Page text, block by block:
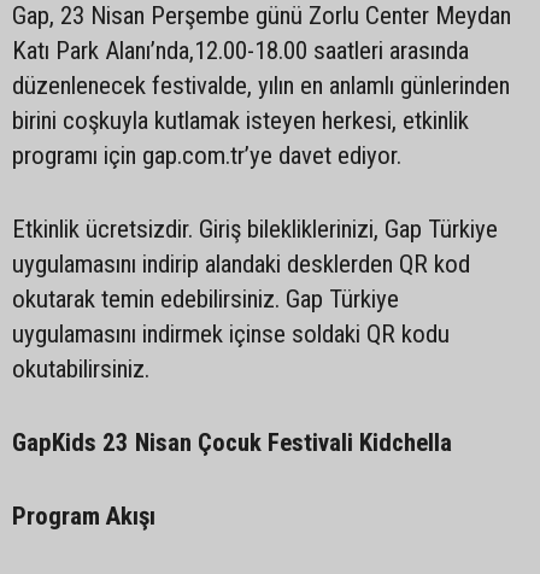
Gap, 23 Nisan Perşembe günü Zorlu Center Meydan
Katı Park Alanı’nda,12.00-18.00 saatleri arasında
düzenlenecek festivalde, yılın en anlamlı günlerinden
birini coşkuyla kutlamak isteyen herkesi, etkinlik
programı için gap.com.tr’ye davet ediyor.
Etkinlik ücretsizdir. Giriş bilekliklerinizi, Gap Türkiye
uygulamasını indirip alandaki desklerden QR kod
okutarak temin edebilirsiniz. Gap Türkiye
uygulamasını indirmek içinse soldaki QR kodu
okutabilirsiniz.
GapKids 23 Nisan Çocuk Festivali Kidchella
Program Akışı